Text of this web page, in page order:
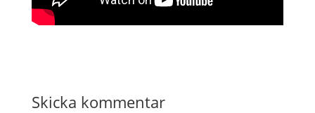
Skicka kommentar